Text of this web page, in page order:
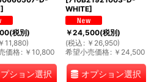
]
(税別)
￥ 11,880)
価格: ￥ 10,800
ション選択
WHITE]
￥24,500(税別)
(税込 : ￥ 26,950)
希望小売価格: ￥ 24,500
オプション選択